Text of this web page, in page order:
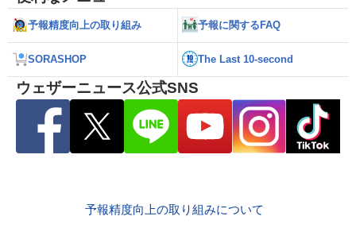
予報精度向上の取り組み 予報に関するFAQ
SORASHOP The Last 10-second
ウェザーニュース公式SNS
予報精度向上の取り組みについて